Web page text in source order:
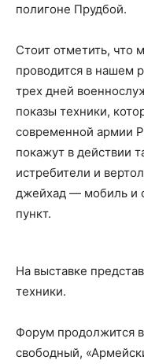
полигоне Прудбой.
Стоит отметить, что
проводится в нашем
трех дней
показы техники,
современной армии
покажут в действии
истребители и
джейхад — мобиль и
пункт.
На выставке
техники.
Форум продолжится
свободный,